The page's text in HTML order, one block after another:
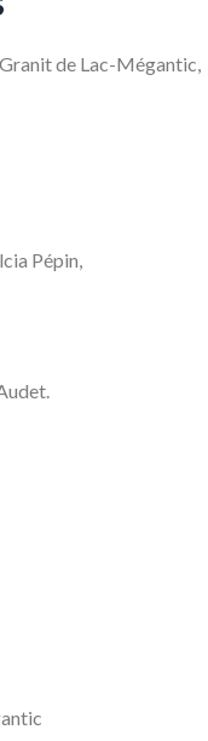
Granit de Lac-Mégantic,
Pépin,